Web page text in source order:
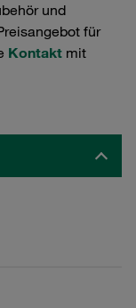
und
für
Kontakt mit